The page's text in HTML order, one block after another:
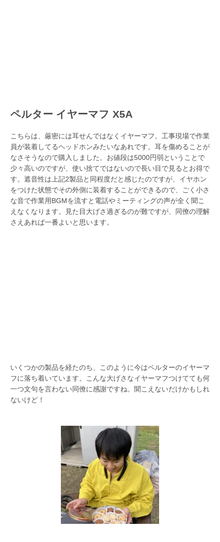
ペルター イヤーマフ X5A
こちらは、厳密には耳せんではなくイヤーマフ。工事現場で作業
員が装着してるヘッドホンみたいなあれです。耳を傷めることが
なさそうなので購入しました。お値段は5000円弱ということで
少々高いのですが、使い捨てではないので長い目で見るとお得で
す。遮音性は上記2製品と同程度だと感じたのですが、イヤホン
をつけた状態でその外側に装着することができるので、ごく小さ
な音で作業用BGMを流すと電話やミーティングの声が全く聞こ
えなくなります。見た目大げさ過ぎるのが難ですが、同僚の理解
さえあれば一番よいと思います。
いくつかの製品を経たのち、このように今はペルターのイヤーマ
フに落ち着いています。こんな大げさなイヤーマフつけてても何
一つ文句を言わない同僚に感謝ですね。聞こえないだけかもしれ
ないけど！